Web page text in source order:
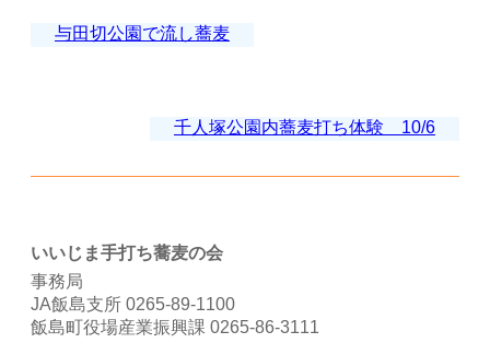
与田切公園で流し蕎麦
千人塚公園内蕎麦打ち体験 10/6
いいじま手打ち蕎麦の会
事務局
JA飯島支所 0265-89-1100
飯島町役場産業振興課 0265-86-3111